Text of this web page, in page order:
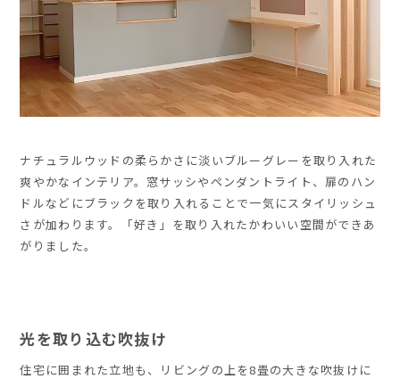
ナチュラルウッドの柔らかさに淡いブルーグレーを取り入れた
爽やかなインテリア。窓サッシやペンダントライト、扉のハン
ドルなどにブラックを取り入れることで一気にスタイリッシュ
さが加わります。「好き」を取り入れたかわいい空間ができあ
がりました。
光を取り込む吹抜け
住宅に囲まれた立地も、リビングの上を8畳の大きな吹抜けに